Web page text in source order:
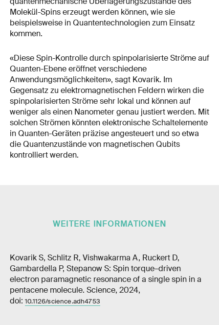
Molekül-Spins erzeugt werden können, wie sie
beispielsweise in Quantentechnologien zum Einsatz
kommen.
«Diese Spin-Kontrolle durch spinpolarisierte Ströme auf
Quanten-Ebene eröffnet verschiedene
Anwendungsmöglichkeiten», sagt Kovarik. Im
Gegensatz zu elektromagnetischen Feldern wirken die
spinpolarisierten Ströme sehr lokal und können auf
weniger als einen Nanometer genau justiert werden. Mit
solchen Strömen könnten elektronische Schaltelemente
in Quanten-Geräten präzise angesteuert und so etwa
die Quantenzustände von magnetischen Qubits
kontrolliert werden.
WEITERE INFORMATIONEN
Kovarik S, Schlitz R, Vishwakarma A, Ruckert D,
Gambardella P, Stepanow S: Spin torque–driven
electron paramagnetic resonance of a single spin in a
pentacene molecule. Science, 2024,
doi: 10.1126/science.adh4753